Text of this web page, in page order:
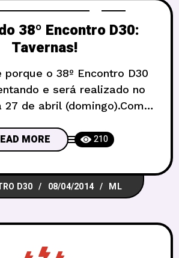
38º Encontro D30:
Tavernas!
porque o 38º Encontro D30
e será realizado no
de abril (domingo).Como
D30 no Carcassonne
o encontro será um pouco
dentro de um pub, e a
contribuição que sempre
entrada
MORE 210
D30 08/04/2014 ML